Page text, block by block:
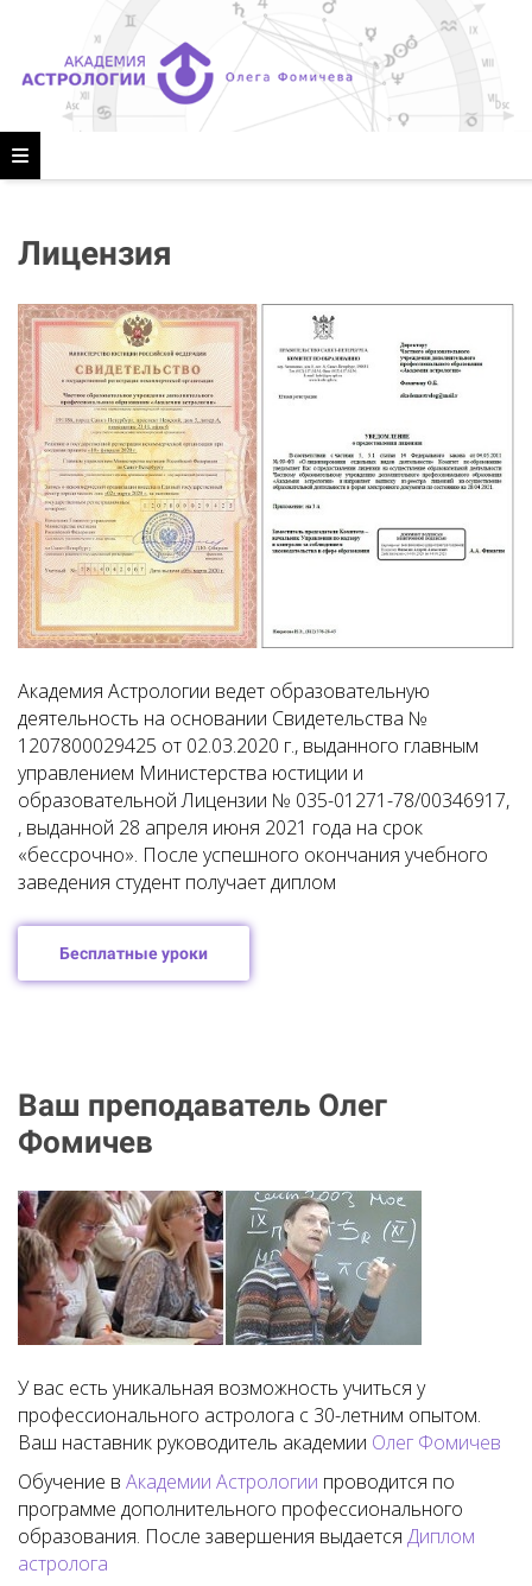
Лицензия
Академия Астрологии ведет образовательную
деятельность на основании Свидетельства №
1207800029425 от 02.03.2020 г., выданного главным
управлением Министерства юстиции и
образовательной Лицензии № 035-01271-78/00346917,
, выданной 28 апреля июня 2021 года на срок
«бессрочно». После успешного окончания учебного
заведения студент получает диплом
Бесплатные уроки
Ваш преподаватель Олег
Фомичев
У вас есть уникальная возможность учиться у
профессионального астролога с 30-летним опытом.
Ваш наставник руководитель академии Олег Фомичев
Обучение в Академии Астрологии проводится по
программе дополнительного профессионального
образования. После завершения выдается Диплом
астролога